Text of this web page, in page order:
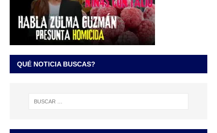
QUÉ NOTICIA BUSCAS?